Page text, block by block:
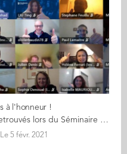
à l'honneur !
Près de 80 participants se sont retrouvés lors du Séminaire Ambassadeurs annuel, les 26 et 28 janvier dernier en présence de Christophe Germain, Directeur Général d’Audencia, Flavie Lorre, Présidente de l’association Audencia Alumni, Françoise Marcus, Directrice des Relations Entreprises et Diplômés et de l’équipe du pôle Audencia Alumni. Les ambassadeurs, relais privilégiés du réseau, se sont nourris des nouvelles de l’école et du partage d’idées des autres alumni. Un bon moment virtuel, animé de manière ludique, détendue et conviviale par notre prestataire Social Bar ! Christophe Germain a souligné la 10ème place au monde d’Audencia pour le dynamisme de son réseau de diplômés (The Economist). Plus le réseau est actif, plus l’école rayonne, plus la valeur du diplôme s’élève, insistait-il… un véritable cercle vertueux. Et Françoise Marcus de lancer : « On est fier de [nos Ambassadeurs ! ». Flavie Lorre a témoigné, quant à elle, de l’adaptation d’Audencia Alumni au format digital, suite à la crise sanitaire, pour construire une nouvelle offre… qui perdurera. Allier ainsi le présentiel et le distanciel par la suite ! Merci à nos ambassadeurs pour leur engagement et de faire de ce réseau, un réseau de qualité aux côtés de l'ensemble des alumni !
Le 5 févr. 2021